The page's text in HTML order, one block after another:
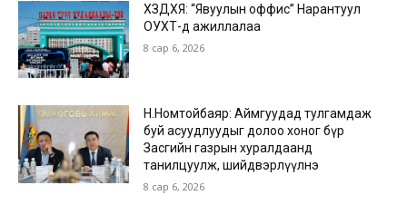
ХЗДХЯ: “Явуулын оффис” Нарантуул
ОУХТ-д ажиллалаа
8 сар 6, 2026
Н.Номтойбаяр: Аймгуудад тулгамдаж
буй асуудлуудыг долоо хоног бүр
Засгийн газрын хуралдаанд
танилцуулж, шийдвэрлүүлнэ
8 сар 6, 2026